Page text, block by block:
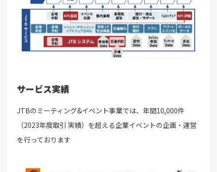
サービス実績
JTBのミーティング&イベント事業では、年間10,000件
（2023年度取引 実績）を超える企業イベントの企画・運営
を行っております